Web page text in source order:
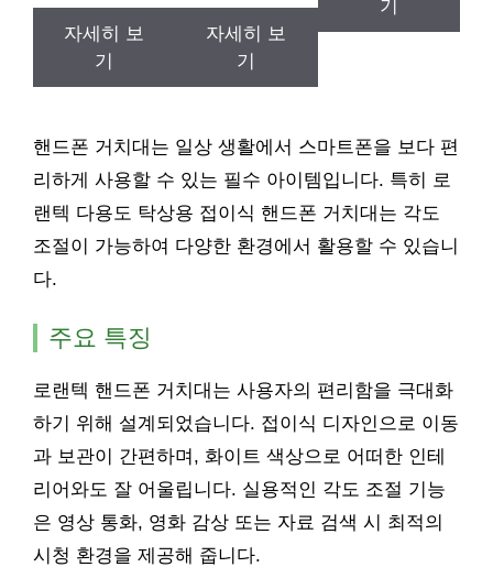
자세히 보
기
자세히 보
기
기
핸드폰 거치대는 일상 생활에서 스마트폰을 보다 편
리하게 사용할 수 있는 필수 아이템입니다. 특히 로
랜텍 다용도 탁상용 접이식 핸드폰 거치대는 각도
조절이 가능하여 다양한 환경에서 활용할 수 있습니
다.
주요 특징
로랜텍 핸드폰 거치대는 사용자의 편리함을 극대화
하기 위해 설계되었습니다. 접이식 디자인으로 이동
과 보관이 간편하며, 화이트 색상으로 어떠한 인테
리어와도 잘 어울립니다. 실용적인 각도 조절 기능
은 영상 통화, 영화 감상 또는 자료 검색 시 최적의
시청 환경을 제공해 줍니다.